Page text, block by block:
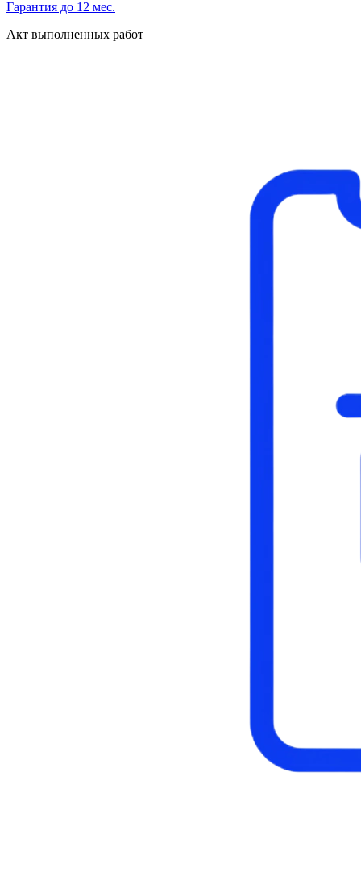
Гарантия до 12 мес.
Акт выполненных работ